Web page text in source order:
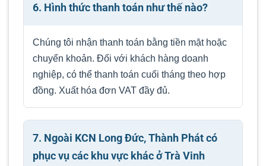
6. Hình thức thanh toán như thế nào?
Chúng tôi nhận thanh toán bằng tiền mặt hoặc
chuyển khoản. Đối với khách hàng doanh
nghiệp, có thể thanh toán cuối tháng theo hợp
đồng. Xuất hóa đơn VAT đầy đủ.
7. Ngoài KCN Long Đức, Thành Phát có
phục vụ các khu vực khác ở Trà Vinh